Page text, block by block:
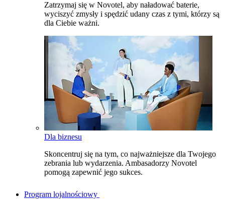
Zatrzymaj się w Novotel, aby naładować baterie,
wyciszyć zmysły i spędzić udany czas z tymi, którzy są
dla Ciebie ważni.
Dla biznesu
Skoncentruj się na tym, co najważniejsze dla Twojego
zebrania lub wydarzenia. Ambasadorzy Novotel
pomogą zapewnić jego sukces.
Program lojalnościowy